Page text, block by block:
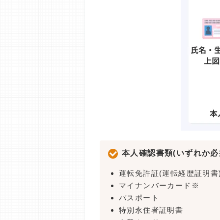
本人確認書類(いずれか
運転免許証(運転経歴証明
マイナンバーカード※
パスポート
特別永住者証明書